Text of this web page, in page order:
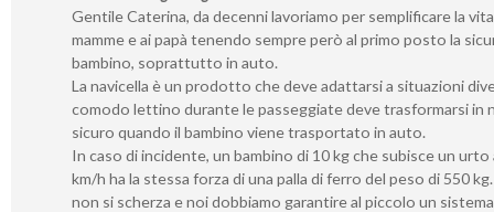
Gentile Caterina, da decenni lavoriamo per semplificare la
mamme e ai papà tenendo sempre però al primo posto la
bambino, soprattutto in auto.
La navicella è un prodotto che deve adattarsi a situazioni
comodo lettino durante le passeggiate deve trasformarsi in
sicuro quando il bambino viene trasportato in auto.
In caso di incidente, un bambino di 10 kg che subisce un urto
km/h ha la stessa forza di una palla di ferro del peso di 550
non si scherza e noi dobbiamo garantire al piccolo un